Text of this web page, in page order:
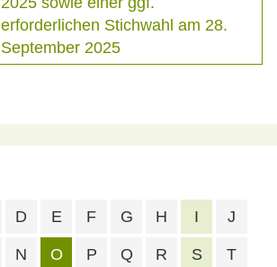
erforderlichen Stichwahl am 28.
September 2025
D E F G H I J
N O P Q R S T